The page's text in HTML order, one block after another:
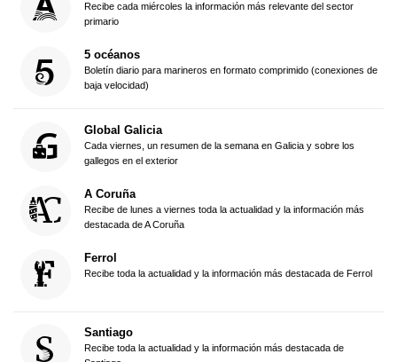
Recibe cada miércoles la información más relevante del sector
primario
5 océanos
Boletín diario para marineros en formato comprimido (conexiones de
baja velocidad)
Global Galicia
Cada viernes, un resumen de la semana en Galicia y sobre los
gallegos en el exterior
A Coruña
Recibe de lunes a viernes toda la actualidad y la información más
destacada de A Coruña
Ferrol
Recibe toda la actualidad y la información más destacada de Ferrol
Santiago
Recibe toda la actualidad y la información más destacada de